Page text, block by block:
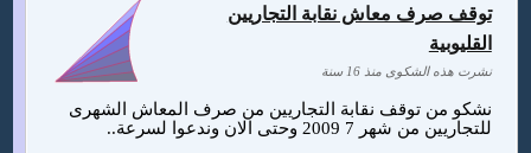
نشكو من توقف نقابة التجاريين من صرف المعاش الشهرى
للتجاريين من شهر 7 2009 وحتى الان وندعوا لسرعة..
توقف صرف معاش نقابة التجاريين
القليوبية
نشرت هذه الشكوى منذ 16 سنة